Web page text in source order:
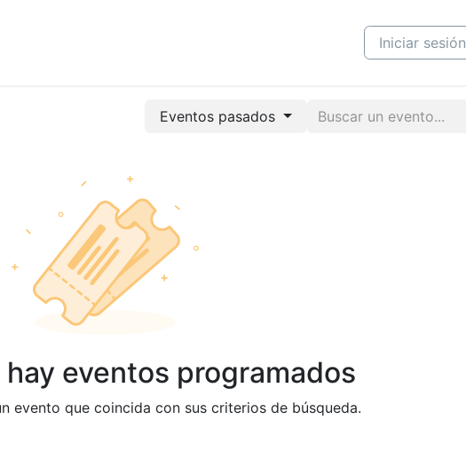
CursosIniciar sesión
Eventos pasados
hay eventos programados
evento que coincida con sus criterios de búsqueda.